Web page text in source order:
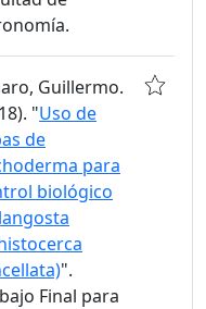
Guillermo.
"Uso de
de
para
biológico
".
Final para